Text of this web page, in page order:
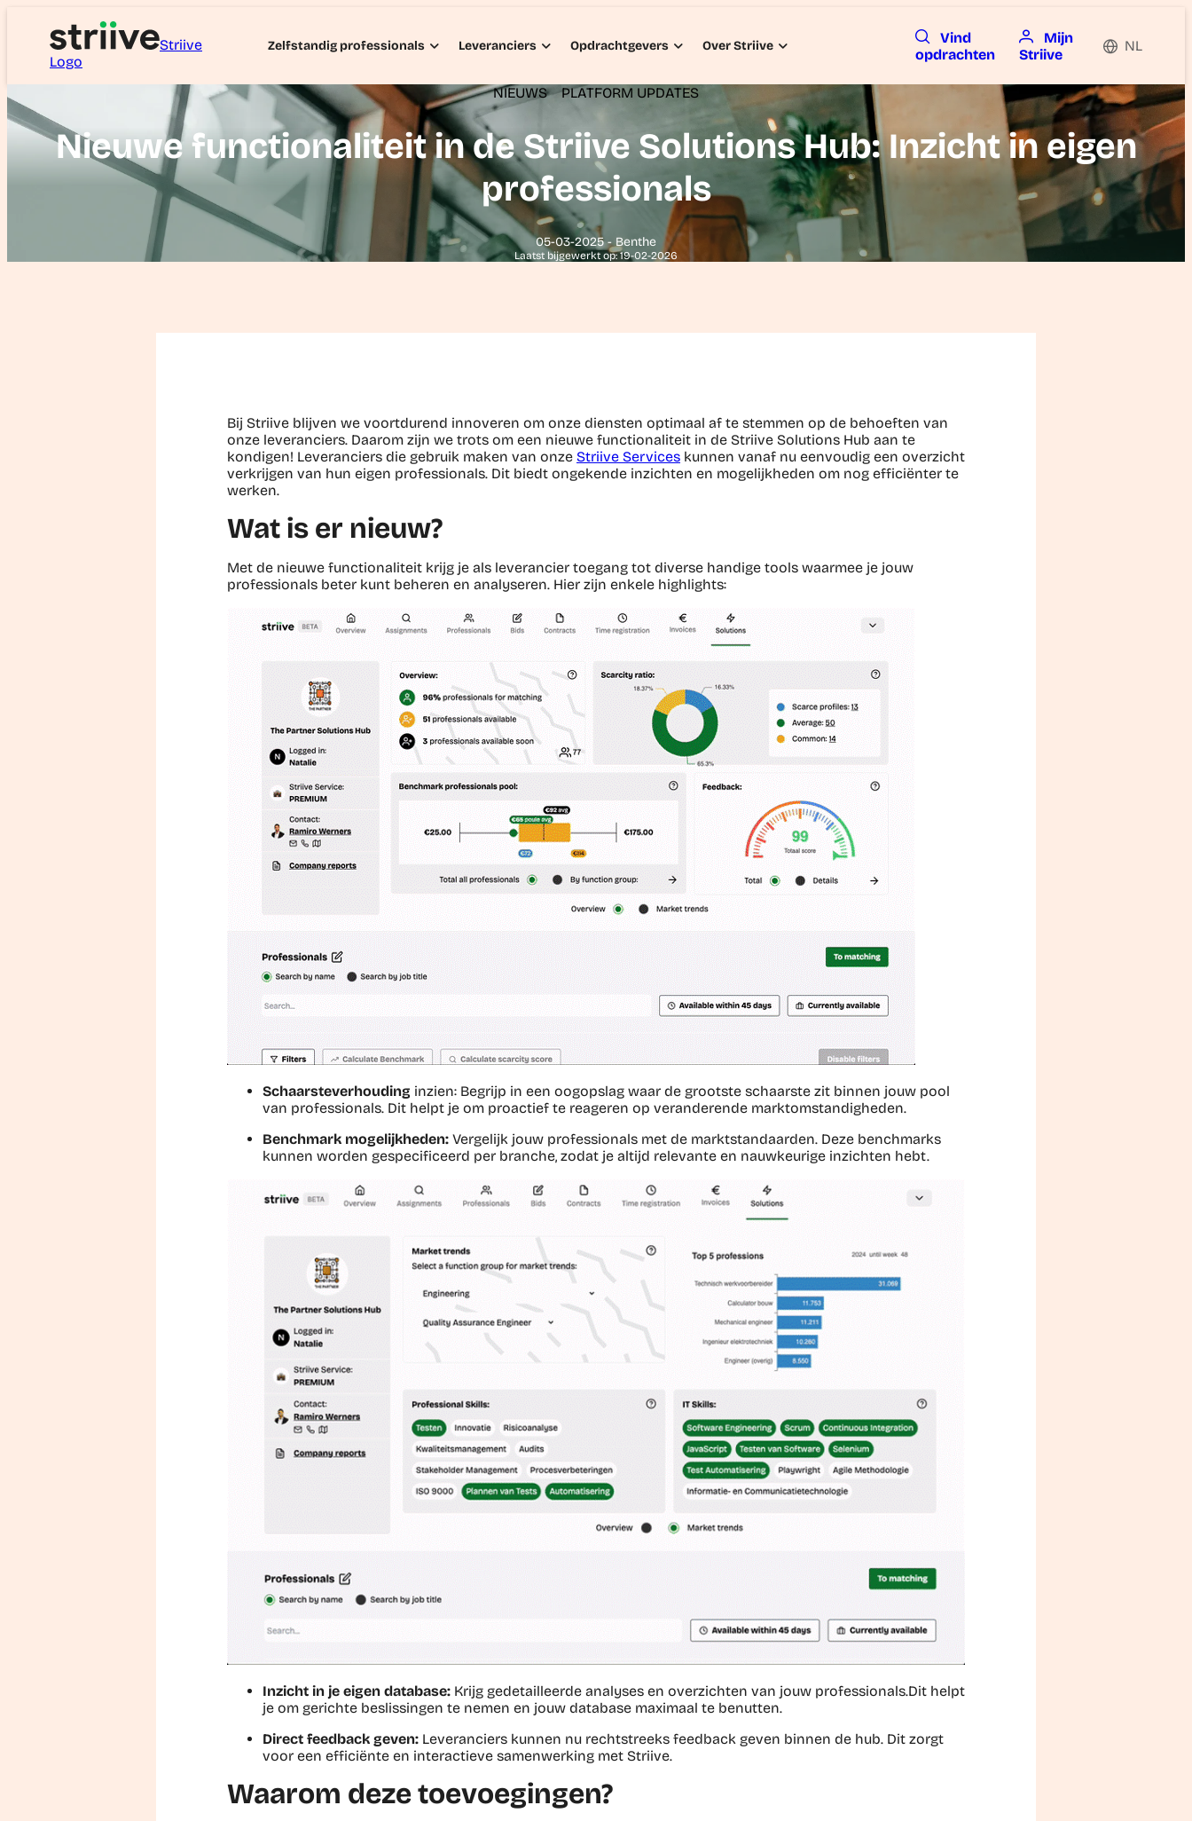
Striive
Logo
Zelfstandig professionals Leveranciers Opdrachtgevers Over Striive
Vind
opdrachten
Mijn
Striive
NL
NIEUWS PLATFORM UPDATES
Nieuwe functionaliteit in de Striive Solutions Hub: Inzicht in eigen
professionals
05-03-2025 - Benthe
Laatst bijgewerkt op: 19-02-2026
Bij Striive blijven we voortdurend innoveren om onze diensten optimaal af te stemmen op de behoeften van
onze leveranciers. Daarom zijn we trots om een nieuwe functionaliteit in de Striive Solutions Hub aan te
kondigen! Leveranciers die gebruik maken van onze Striive Services kunnen vanaf nu eenvoudig een overzicht
verkrijgen van hun eigen professionals. Dit biedt ongekende inzichten en mogelijkheden om nog efficiënter te
werken.
Wat is er nieuw?
Met de nieuwe functionaliteit krijg je als leverancier toegang tot diverse handige tools waarmee je jouw
professionals beter kunt beheren en analyseren. Hier zijn enkele highlights:
Schaarsteverhouding inzien: Begrijp in een oogopslag waar de grootste schaarste zit binnen jouw pool
van professionals. Dit helpt je om proactief te reageren op veranderende marktomstandigheden.
Benchmark mogelijkheden: Vergelijk jouw professionals met de marktstandaarden. Deze benchmarks
kunnen worden gespecificeerd per branche, zodat je altijd relevante en nauwkeurige inzichten hebt.
Inzicht in je eigen database: Krijg gedetailleerde analyses en overzichten van jouw professionals.Dit helpt
je om gerichte beslissingen te nemen en jouw database maximaal te benutten.
Direct feedback geven: Leveranciers kunnen nu rechtstreeks feedback geven binnen de hub. Dit zorgt
voor een efficiënte en interactieve samenwerking met Striive.
Waarom deze toevoegingen?